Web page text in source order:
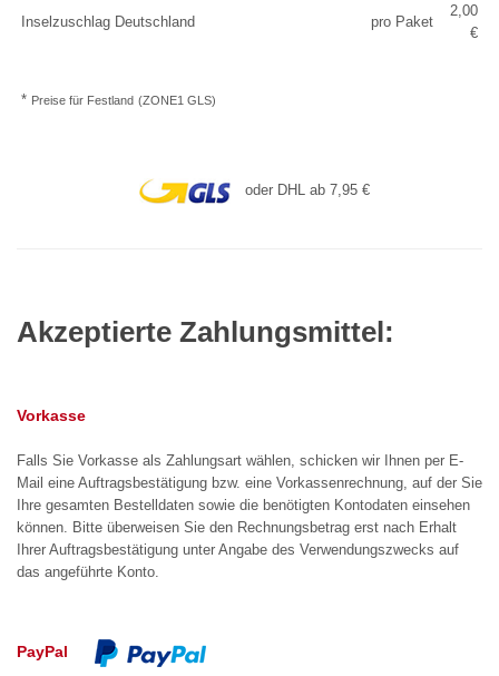
Inselzuschlag Deutschland pro Paket
2,00
€
* Preise für Festland (ZONE1 GLS)
oder DHL ab 7,95 €
Akzeptierte Zahlungsmittel:
Vorkasse
Falls Sie Vorkasse als Zahlungsart wählen, schicken wir Ihnen per E-
Mail eine Auftragsbestätigung bzw. eine Vorkassenrechnung, auf der Sie
Ihre gesamten Bestelldaten sowie die benötigten Kontodaten einsehen
können. Bitte überweisen Sie den Rechnungsbetrag erst nach Erhalt
Ihrer Auftragsbestätigung unter Angabe des Verwendungszwecks auf
das angeführte Konto.
PayPal